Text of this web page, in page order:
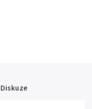
Diskuze